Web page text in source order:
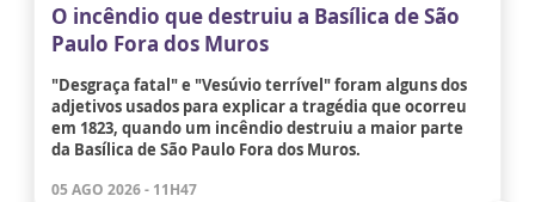
O incêndio que destruiu a Basílica de São
Paulo Fora dos Muros
"Desgraça fatal" e "Vesúvio terrível" foram alguns dos
adjetivos usados para explicar a tragédia que ocorreu
em 1823, quando um incêndio destruiu a maior parte
da Basílica de São Paulo Fora dos Muros.
05 AGO 2026 - 11H47